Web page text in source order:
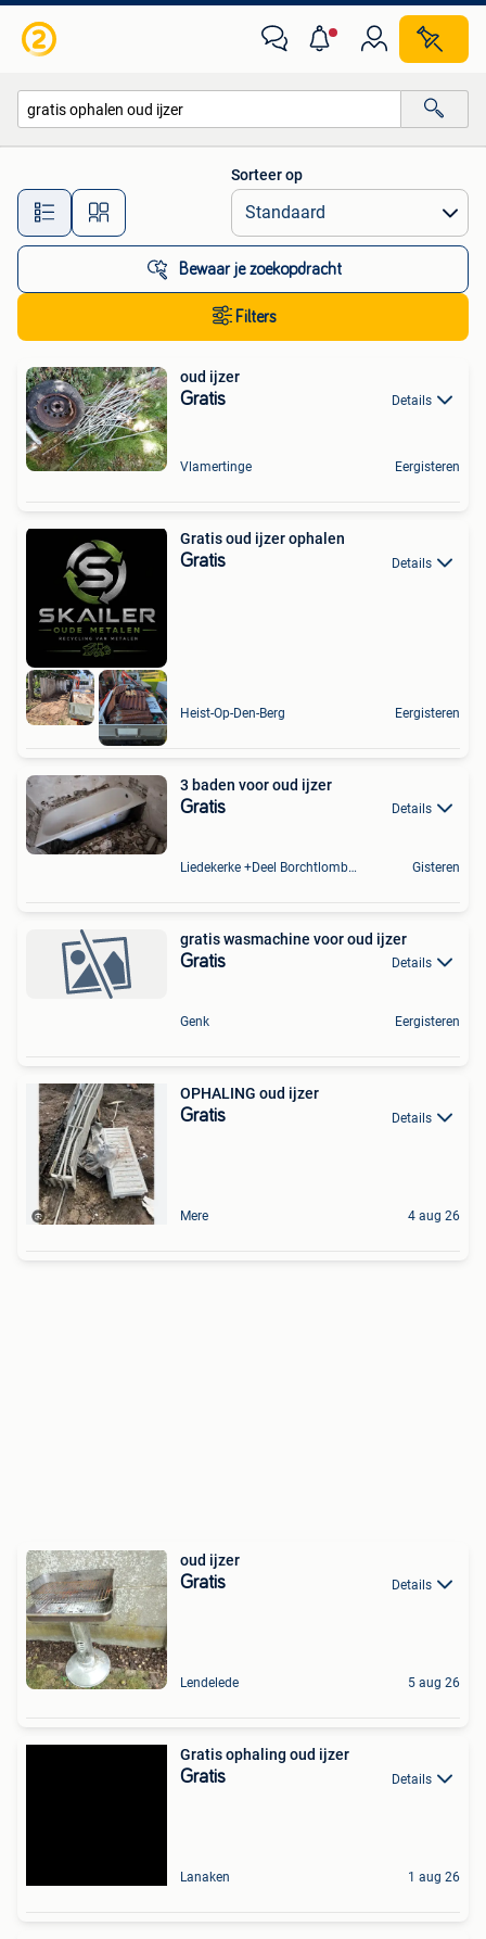
Alle afstanden…
Sorteer op
Bewaar je zoekopdracht
Filters
oud ijzer
Gratis Details
Vlamertinge Eergisteren
Gratis oud ijzer ophalen
Gratis Details
Heist-Op-Den-Berg Eergisteren
3 baden voor oud ijzer
Gratis Details
Liedekerke +Deel Borchtlombeek Gisteren
gratis wasmachine voor oud ijzer
Gratis Details
Genk Eergisteren
OPHALING oud ijzer
Gratis Details
Mere 4 aug 26
oud ijzer
Gratis Details
Lendelede 5 aug 26
Gratis ophaling oud ijzer
Gratis Details
Lanaken 1 aug 26